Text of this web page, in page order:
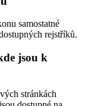
samostatné
rejstříků.
jsou k
stránkách